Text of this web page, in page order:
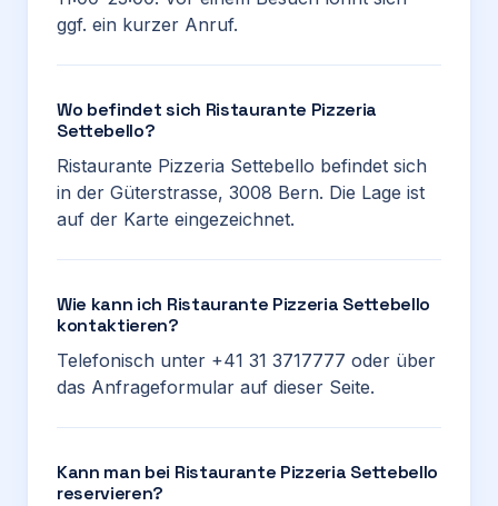
ggf. ein kurzer Anruf.
Wo befindet sich Ristaurante Pizzeria
Settebello?
Ristaurante Pizzeria Settebello befindet sich
in der Güterstrasse, 3008 Bern. Die Lage ist
auf der Karte eingezeichnet.
Wie kann ich Ristaurante Pizzeria Settebello
kontaktieren?
Telefonisch unter +41 31 3717777 oder über
das Anfrageformular auf dieser Seite.
Kann man bei Ristaurante Pizzeria Settebello
reservieren?